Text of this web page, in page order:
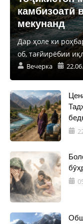
камбизоатӣ
мекунанд
Дар ҳоле ки
об, тағйирёбии
Вечерка